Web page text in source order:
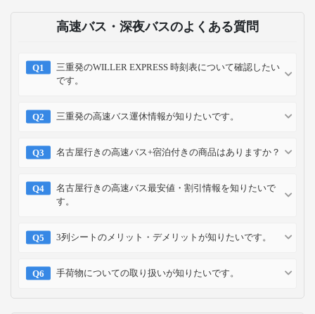
高速バス・深夜バスのよくある質問
三重発のWILLER EXPRESS 時刻表について確認したい
です。
三重発の高速バス運休情報が知りたいです。
名古屋行きの高速バス+宿泊付きの商品はありますか？
名古屋行きの高速バス最安値・割引情報を知りたいで
す。
3列シートのメリット・デメリットが知りたいです。
手荷物についての取り扱いが知りたいです。